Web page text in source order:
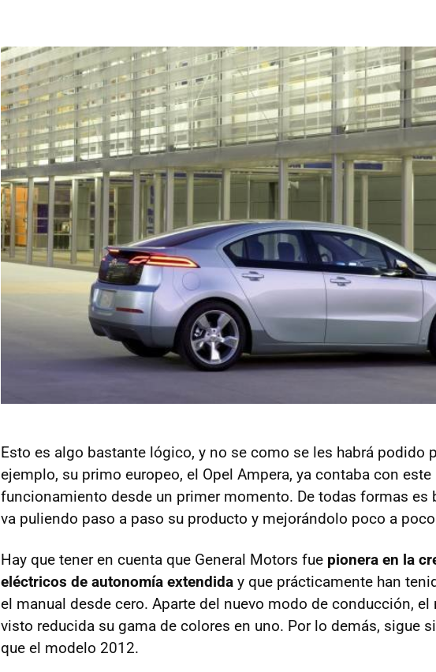
Esto es algo bastante lógico, y no se como se les habrá podido
ejemplo, su primo europeo, el Opel Ampera, ya contaba con
funcionamiento desde un primer momento. De todas formas es
va puliendo paso a paso su producto y mejorándolo poco a
Hay que tener en cuenta que General Motors fue pionera en la
eléctricos de autonomía extendida y que prácticamente han
el manual desde cero. Aparte del nuevo modo de conducción,
visto reducida su gama de colores en uno. Por lo demás, sigue
que el modelo 2012.